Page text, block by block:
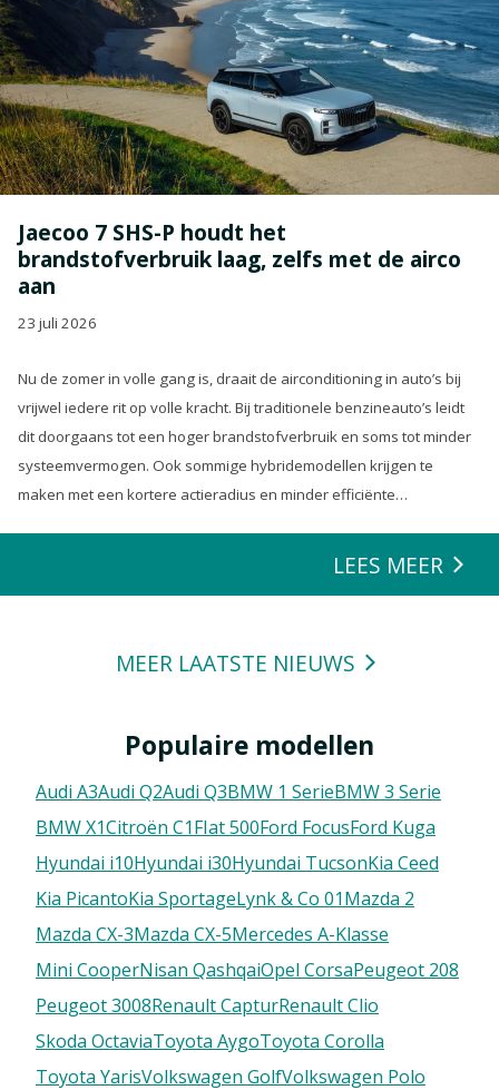
Jaecoo 7 SHS-P houdt het
brandstofverbruik laag, zelfs met de airco
aan
23 juli 2026
Nu de zomer in volle gang is, draait de airconditioning in auto’s bij
vrijwel iedere rit op volle kracht. Bij traditionele benzineauto’s leidt
dit doorgaans tot een hoger brandstofverbruik en soms tot minder
systeemvermogen. Ook sommige hybridemodellen krijgen te
maken met een kortere actieradius en minder efficiënte
LEES MEER
MEER LAATSTE NIEUWS
Populaire modellen
Audi A3Audi Q2Audi Q3BMW 1 SerieBMW 3 Serie
BMW X1Citroën C1FIat 500Ford FocusFord Kuga
Hyundai i10Hyundai i30Hyundai TucsonKia Ceed
Kia PicantoKia SportageLynk & Co 01Mazda 2
Mazda CX-3Mazda CX-5Mercedes A-Klasse
Mini CooperNisan QashqaiOpel CorsaPeugeot 208
Peugeot 3008Renault CapturRenault Clio
Skoda OctaviaToyota AygoToyota Corolla
Toyota YarisVolkswagen GolfVolkswagen Polo